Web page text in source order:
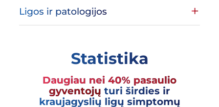
Ligos ir patologijos
Statistika
Daugiau nei 40% pasaulio
gyventojų turi širdies ir
kraujagyslių ligų simptomų